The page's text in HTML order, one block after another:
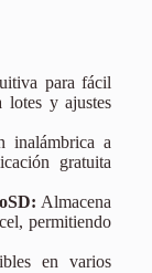
para fácil
lotes y ajustes
inalámbrica a
gratuita
Almacena
permitiendo
en varios